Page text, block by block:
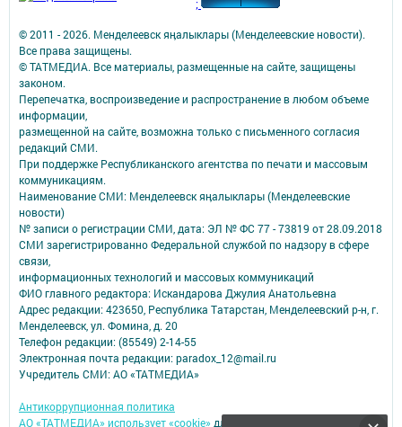
© 2011 - 2026. Менделеевск яӊалыклары (Менделеевские новости).
Все права защищены.
© ТАТМЕДИА. Все материалы, размещенные на сайте, защищены
законом.
Перепечатка, воспроизведение и распространение в любом объеме
информации,
размещенной на сайте, возможна только с письменного согласия
редакций СМИ.
При поддержке Республиканского агентства по печати и массовым
коммуникациям.
Наименование СМИ: Менделеевск яӊалыклары (Менделеевские
новости)
№ записи о регистрации СМИ, дата: ЭЛ № ФС 77 - 73819 от 28.09.2018
СМИ зарегистрированно Федеральной службой по надзору в сфере
связи,
информационных технологий и массовых коммуникаций
ФИО главного редактора: Искандарова Джулия Анатольевна
Адрес редакции: 423650, Республика Татарстан, Менделеевский р-н, г.
Менделеевск, ул. Фомина, д. 20
Телефон редакции: (85549) 2-14-55
Электронная почта редакции: paradox_12@mail.ru
Учредитель СМИ: АО «ТАТМЕДИА»
Антикоррупционная политика
АО «ТАТМЕДИА» использует «cookie»для персонализации сервисов и
;